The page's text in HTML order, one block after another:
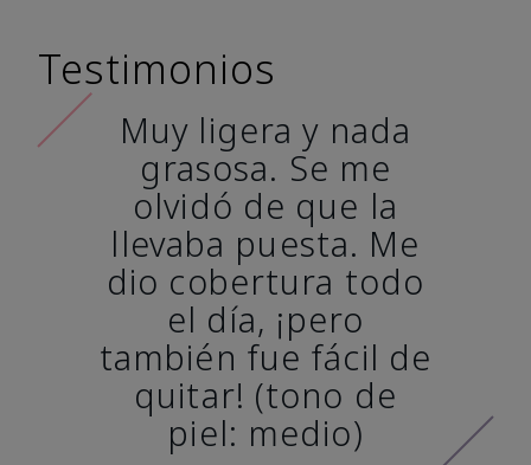
Testimonios
Muy ligera y nada
grasosa. Se me
olvidó de que la
llevaba puesta. Me
dio cobertura todo
el día, ¡pero
también fue fácil de
quitar! (tono de
piel: medio)